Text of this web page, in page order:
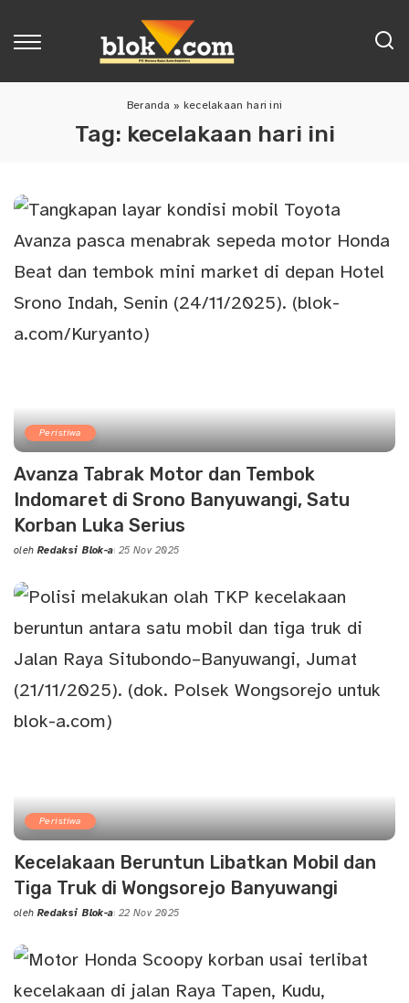
Beranda » kecelakaan hari ini
Tag: kecelakaan hari ini
Peristiwa
Avanza Tabrak Motor dan Tembok
Indomaret di Srono Banyuwangi, Satu
Korban Luka Serius
Posted
oleh Redaksi Blok-a 25 Nov 2025
Peristiwa
Kecelakaan Beruntun Libatkan Mobil dan
Tiga Truk di Wongsorejo Banyuwangi
Posted
oleh Redaksi Blok-a 22 Nov 2025